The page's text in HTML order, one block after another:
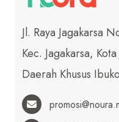
Jl. Raya Jagakarsa
Kec. Jagakarsa,
Daerah Khusus